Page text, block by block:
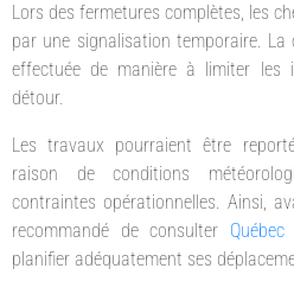
Lors des fermetures complètes, les
par une signalisation temporaire.
effectuée de manière à limiter les
détour.
Les travaux pourraient être
raison de conditions
contraintes opérationnelles. Ainsi,
recommandé de consulter Québec
planifier adéquatement ses